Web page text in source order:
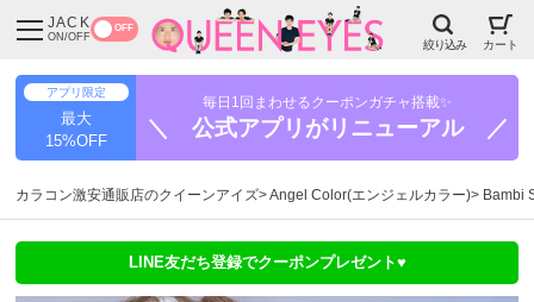
JACK
ON/OFF
OFF
絞り込み カート
アプリ限定
最大
15%OFF
毎日1回まわせるクーポンガチャ搭載✨
＼ 公式アプリがリニューアル ／
カラコン激安通販店のクイーンアイズ Angel Color(エンジェルカラー) Bambi
LINE友だち登録でクーポンプレゼント♥